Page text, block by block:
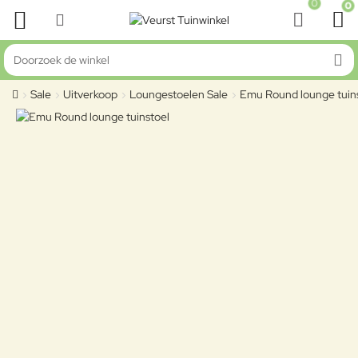
0 0
Doorzoek de winkel
home
Sale Uitverkoop Loungestoelen Sale Emu Round lounge